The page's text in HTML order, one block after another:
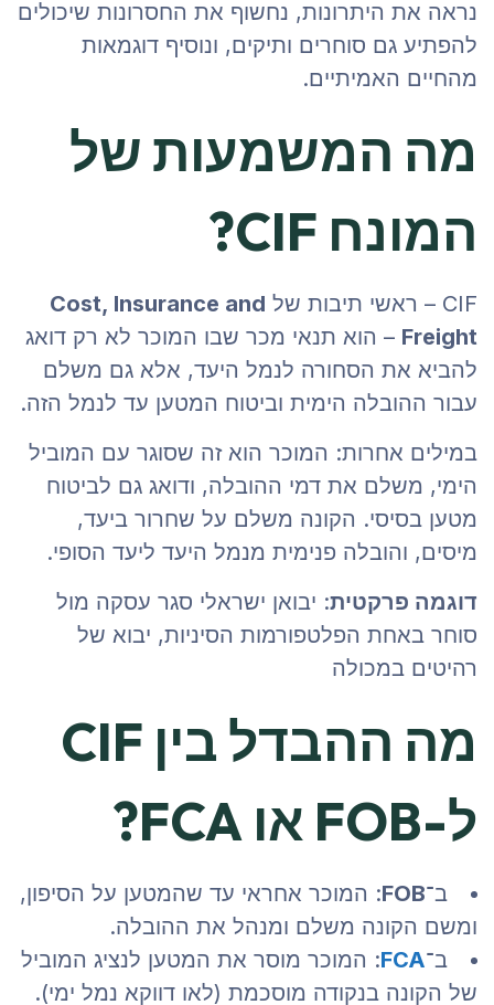
נראה את היתרונות, נחשוף את החסרונות שיכולים
להפתיע גם סוחרים ותיקים, ונוסיף דוגמאות
מהחיים האמיתיים.
מה המשמעות של
המונח CIF?
CIF – ראשי תיבות של
Cost, Insurance and
Freight– הוא תנאי מכר שבו המוכר לא רק דואג
להביא את הסחורה לנמל היעד, אלא גם משלם
עבור ההובלה הימית וביטוח המטען עד לנמל הזה.
במילים אחרות: המוכר הוא זה שסוגר עם המוביל
הימי, משלם את דמי ההובלה, ודואג גם לביטוח
מטען בסיסי. הקונה משלם על שחרור ביעד,
מיסים, והובלה פנימית מנמל היעד ליעד הסופי.
דוגמה פרקטית: יבואן ישראלי סגר עסקה מול
סוחר באחת הפלטפורמות הסיניות, יבוא של
רהיטים במכולה
מה ההבדל בין CIF
ל-FOB או FCA?
ב־FOB: המוכר אחראי עד שהמטען על הסיפון,
ומשם הקונה משלם ומנהל את ההובלה.
ב־FCA: המוכר מוסר את המטען לנציג המוביל
של הקונה בנקודה מוסכמת (לאו דווקא נמל ימי).